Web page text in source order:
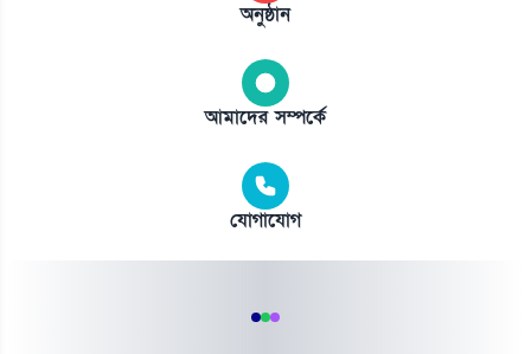
অনুষ্ঠান
আমাদের সম্পর্কে
যোগাযোগ